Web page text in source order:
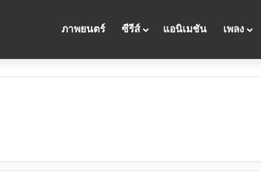
ภาพยนตร์ ซีรีส์ แอนิเมชัน เพลง